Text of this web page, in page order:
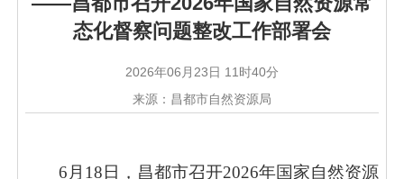
态化督察问题整改工作部署会
2026年06月23日 11时40分
来源：昌都市自然资源局
6月18日，昌都市召开2026年国家自然资源